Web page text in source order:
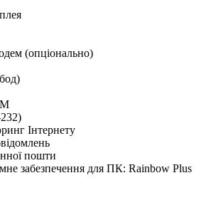
(опціонально)
Інтернету
пошти
забезпечення для ПК: Rainbow Plus